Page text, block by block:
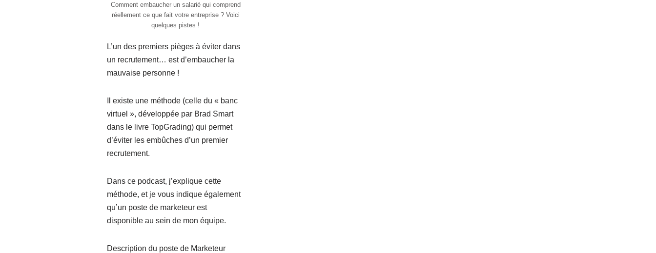
Comment embaucher un salarié qui comprend
réellement ce que fait votre entreprise ? Voici
quelques pistes !
L’un des premiers pièges à éviter dans
un recrutement… est d’embaucher la
mauvaise personne !
Il existe une méthode (celle du « banc
virtuel », développée par Brad Smart
dans le livre TopGrading) qui permet
d’éviter les embûches d’un premier
recrutement.
Dans ce podcast, j’explique cette
méthode, et je vous indique également
qu’un poste de marketeur est
disponible au sein de mon équipe.
Description du poste de Marketeur